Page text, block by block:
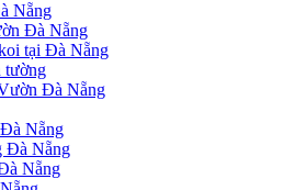
Nẵng
Đà Nẵng
tại Đà Nẵng
tường
Đà Nẵng
Nẵng
Đà Nẵng
Nẵng